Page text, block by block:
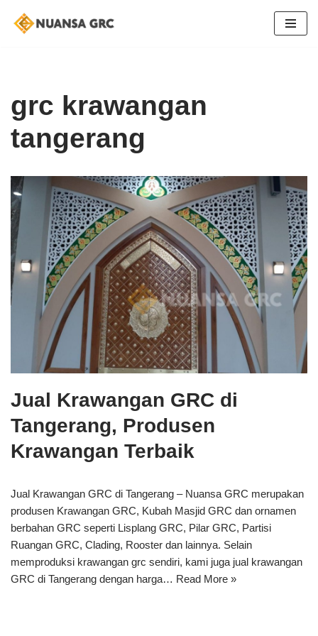
Skip
grc krawangan
tangerang
Jual Krawangan GRC di
Tangerang, Produsen
Krawangan Terbaik
Jual Krawangan GRC di Tangerang – Nuansa GRC merupakan
produsen Krawangan GRC, Kubah Masjid GRC dan ornamen
berbahan GRC seperti Lisplang GRC, Pilar GRC, Partisi
Ruangan GRC, Clading, Rooster dan lainnya. Selain
memproduksi krawangan grc sendiri, kami juga jual krawangan
GRC di Tangerang dengan harga… Read More »